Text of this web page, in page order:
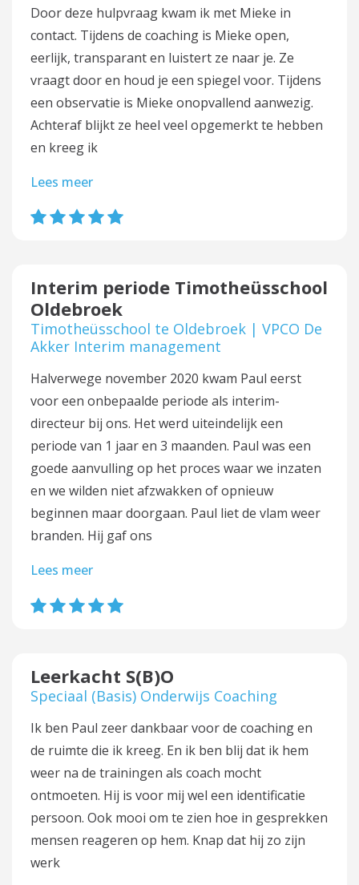
Door deze hulpvraag kwam ik met Mieke in
contact. Tijdens de coaching is Mieke open,
eerlijk, transparant en luistert ze naar je. Ze
vraagt door en houd je een spiegel voor. Tijdens
een observatie is Mieke onopvallend aanwezig.
Achteraf blijkt ze heel veel opgemerkt te hebben
en kreeg ik
Lees meer
Interim periode Timotheüsschool
Oldebroek
Timotheüsschool te Oldebroek | VPCO De
Akker Interim management
Halverwege november 2020 kwam Paul eerst
voor een onbepaalde periode als interim-
directeur bij ons. Het werd uiteindelijk een
periode van 1 jaar en 3 maanden. Paul was een
goede aanvulling op het proces waar we inzaten
en we wilden niet afzwakken of opnieuw
beginnen maar doorgaan. Paul liet de vlam weer
branden. Hij gaf ons
Lees meer
Leerkacht S(B)O
Speciaal (Basis) Onderwijs Coaching
Ik ben Paul zeer dankbaar voor de coaching en
de ruimte die ik kreeg. En ik ben blij dat ik hem
weer na de trainingen als coach mocht
ontmoeten. Hij is voor mij wel een identificatie
persoon. Ook mooi om te zien hoe in gesprekken
mensen reageren op hem. Knap dat hij zo zijn
werk